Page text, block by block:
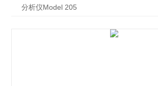
分析仪Model 205